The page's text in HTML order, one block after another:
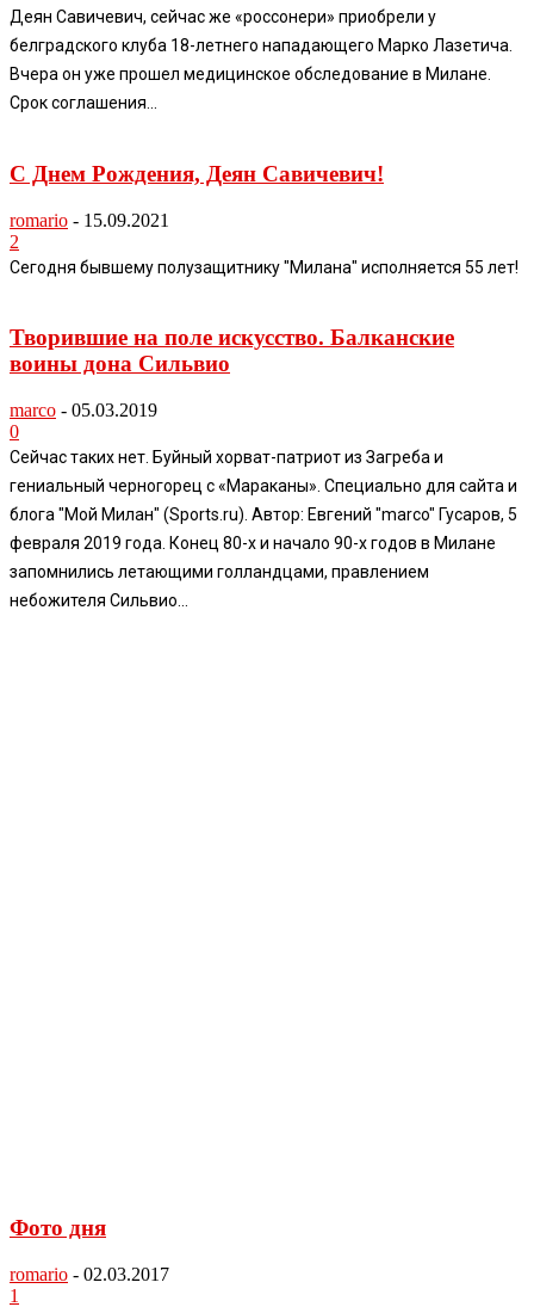
Деян Савичевич, сейчас же «россонери» приобрели у
белградского клуба 18-летнего нападающего Марко Лазетича.
Вчера он уже прошел медицинское обследование в Милане.
Срок соглашения...
С Днем Рождения, Деян Савичевич!
romario - 15.09.2021
2
Сегодня бывшему полузащитнику "Милана" исполняется 55 лет!
Творившие на поле искусство. Балканские
воины дона Сильвио
marco - 05.03.2019
0
Сейчас таких нет. Буйный хорват-патриот из Загреба и
гениальный черногорец с «Мараканы». Специально для сайта и
блога "Мой Милан" (Sports.ru). Автор: Евгений "marco" Гусаров, 5
февраля 2019 года. Конец 80-х и начало 90-х годов в Милане
запомнились летающими голландцами, правлением
небожителя Сильвио...
Фото дня
romario - 02.03.2017
1